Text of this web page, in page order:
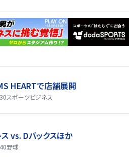
HEARTで店舗展開
スポーツビジネス
ス vs. Dバックスほか
野球